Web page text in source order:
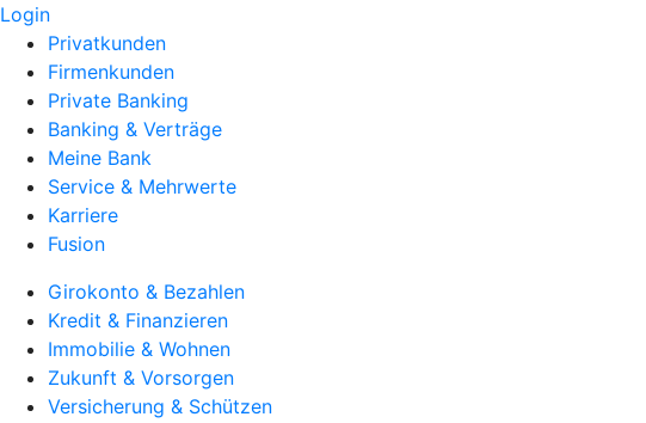
Login
Privatkunden
Firmenkunden
Private Banking
Banking & Verträge
Meine Bank
Service & Mehrwerte
Karriere
Fusion
Girokonto & Bezahlen
Kredit & Finanzieren
Immobilie & Wohnen
Zukunft & Vorsorgen
Versicherung & Schützen